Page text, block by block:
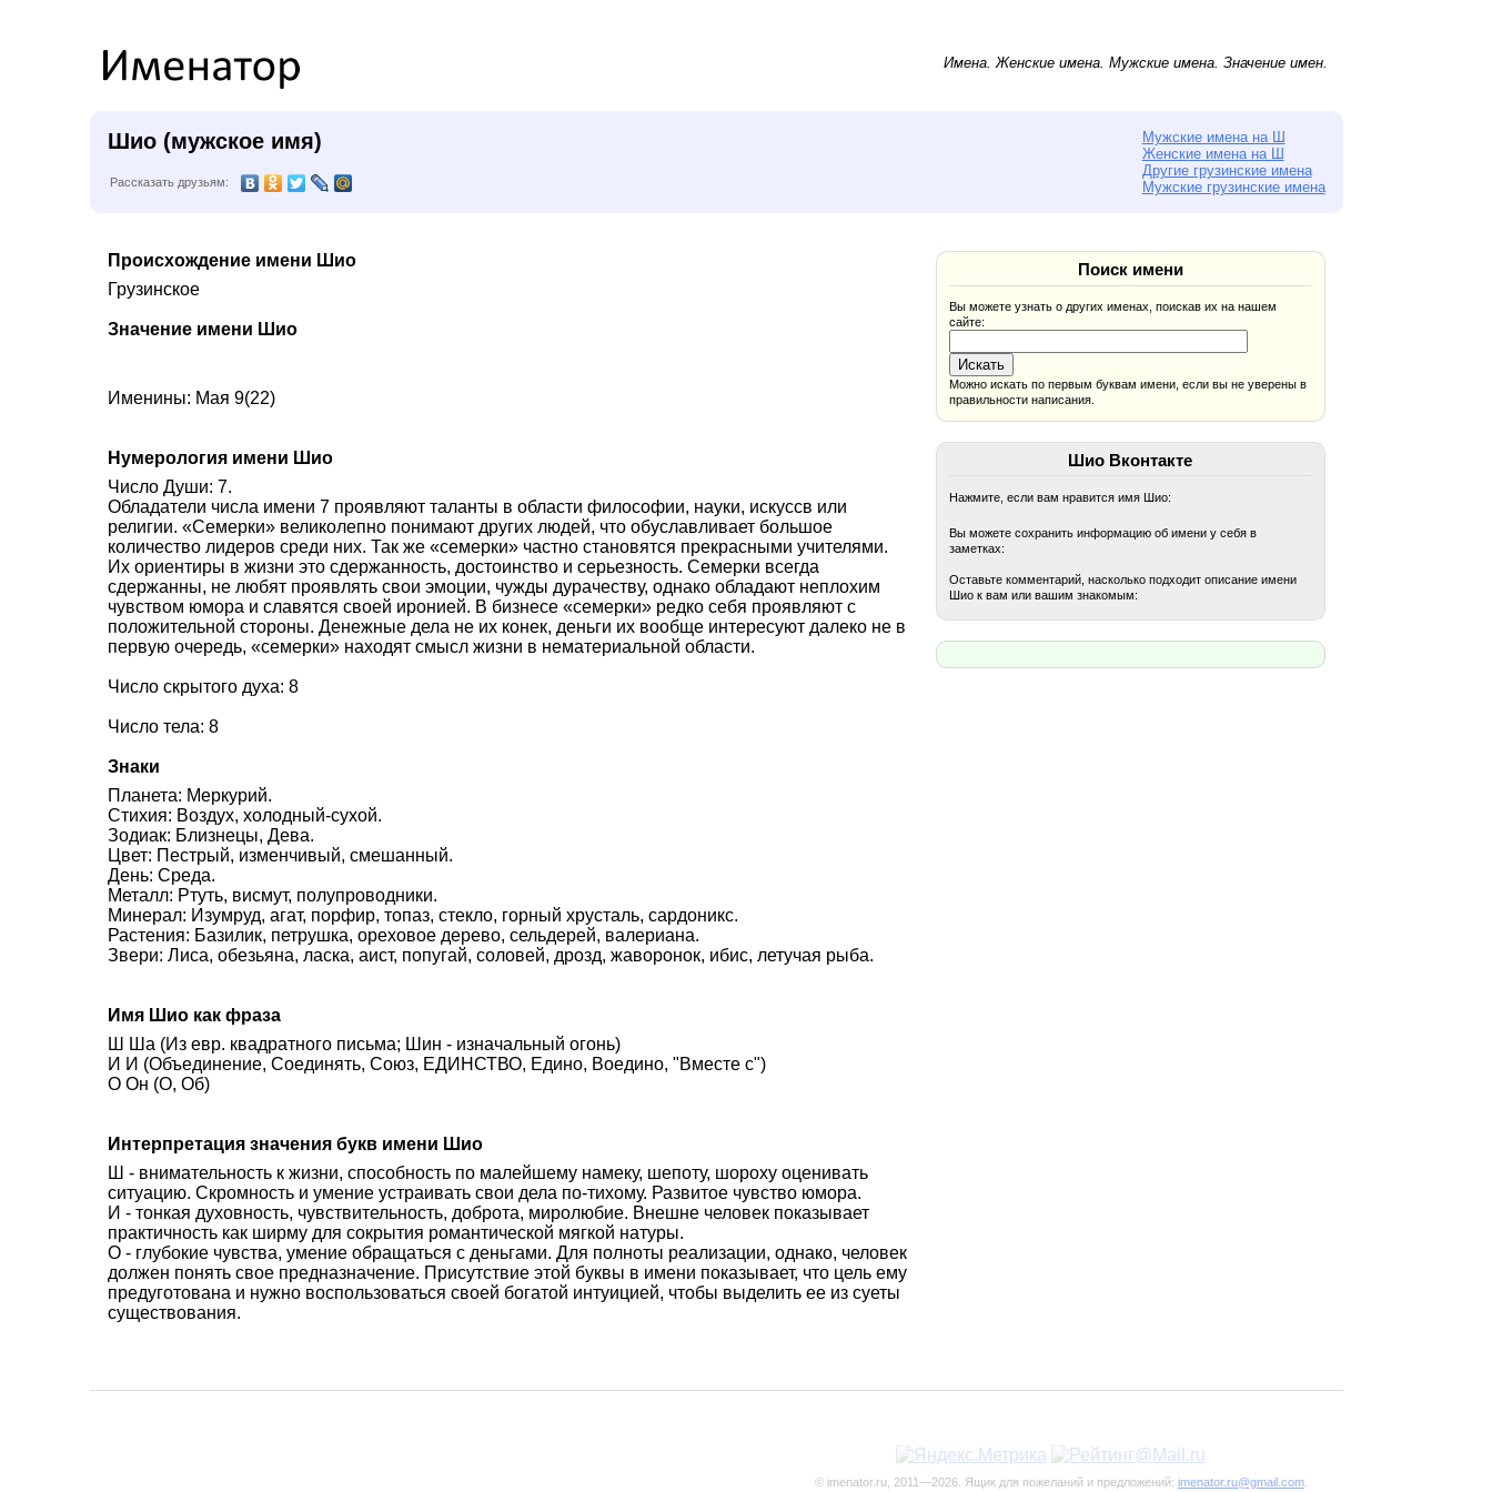
Имена.Женские имена.Мужские имена. Значение имен.
Шио (мужское имя)
Мужские имена на Ш
Женские имена на Ш
Другие грузинские имена
Мужские грузинские имена
Рассказать друзьям:
Происхождение имени Шио
Грузинское
Значение имени Шио
Именины: Мая 9(22)
Нумерология имени Шио
Число Души: 7.
Обладатели числа имени 7 проявляют таланты в области философии, науки, искуссв или
религии. «Семерки» великолепно понимают других людей, что обуславливает большое
количество лидеров среди них. Так же «семерки» частно становятся прекрасными учителями.
Их ориентиры в жизни это сдержанность, достоинство и серьезность. Семерки всегда
сдержанны, не любят проявлять свои эмоции, чужды дурачеству, однако обладают неплохим
чувством юмора и славятся своей иронией. В бизнесе «семерки» редко себя проявляют с
положительной стороны. Денежные дела не их конек, деньги их вообще интересуют далеко не в
первую очередь, «семерки» находят смысл жизни в нематериальной области.
Число скрытого духа: 8
Число тела: 8
Знаки
Планета: Меркурий.
Стихия: Воздух, холодный-сухой.
Зодиак: Близнецы, Дева.
Цвет: Пестрый, изменчивый, смешанный.
День: Среда.
Металл: Ртуть, висмут, полупроводники.
Минерал: Изумруд, агат, порфир, топаз, стекло, горный хрусталь, сардоникс.
Растения: Базилик, петрушка, ореховое дерево, сельдерей, валериана.
Звери: Лиса, обезьяна, ласка, аист, попугай, соловей, дрозд, жаворонок, ибис, летучая рыба.
Имя Шио как фраза
Ш Ша (Из евр. квадратного письма; Шин - изначальный огонь)
И И (Объединение, Соединять, Союз, ЕДИНСТВО, Едино, Воедино, "Вместе с")
О Он (О, Об)
Интерпретация значения букв имени Шио
Ш - внимательность к жизни, способность по малейшему намеку, шепоту, шороху оценивать
ситуацию. Скромность и умение устраивать свои дела по-тихому. Развитое чувство юмора.
И - тонкая духовность, чувствительность, доброта, миролюбие. Внешне человек показывает
практичность как ширму для сокрытия романтической мягкой натуры.
О - глубокие чувства, умение обращаться с деньгами. Для полноты реализации, однако, человек
должен понять свое предназначение. Присутствие этой буквы в имени показывает, что цель ему
предуготована и нужно воспользоваться своей богатой интуицией, чтобы выделить ее из суеты
существования.
Поиск имени
Вы можете узнать о других именах, поискав их на нашем
сайте:
Можно искать по первым буквам имени, если вы не уверены в
правильности написания.
Шио Вконтакте
Нажмите, если вам нравится имя Шио:
Вы можете сохранить информацию об имени у себя в
заметках:
Оставьте комментарий, насколько подходит описание имени
Шио к вам или вашим знакомым:
© imenator.ru, 2011—2026. Ящик для пожеланий и предложений: imenator.ru@gmail.com.